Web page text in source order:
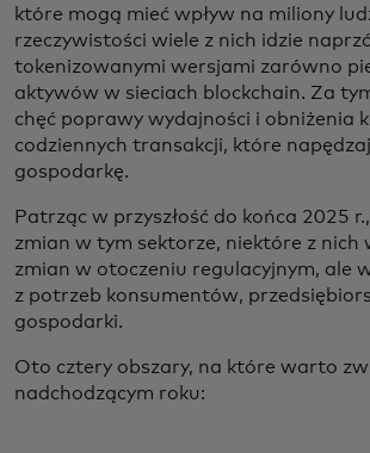
które mogą mieć wpływ na miliony
rzeczywistości wiele z nich idzie
tokenizowanymi wersjami zarówno
aktywów w sieciach blockchain. Za
chęć poprawy wydajności i obniżenia
codziennych transakcji, które
gospodarkę.
Patrząc w przyszłość do końca 2025
zmian w tym sektorze, niektóre z nich
zmian w otoczeniu regulacyjnym, ale
z potrzeb konsumentów,
gospodarki.
Oto cztery obszary, na które warto
nadchodzącym roku: